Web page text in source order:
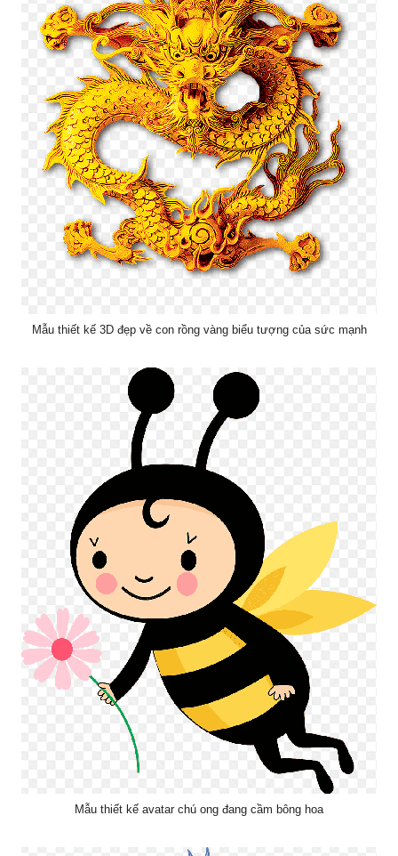
Mẫu thiết kế 3D đẹp về con rồng vàng biểu tượng của sức mạnh
Mẫu thiết kế avatar chú ong đang cầm bông hoa